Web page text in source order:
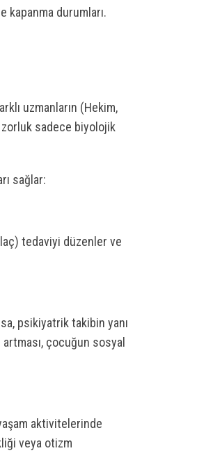
kapanma durumları.
uzmanların (Hekim,
zorluk sadece biyolojik
sağlar:
tedaviyi düzenler ve
psikiyatrik takibin yanı
çocuğun sosyal
aktivitelerinde
veya otizm